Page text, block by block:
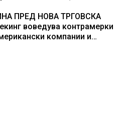
ПРЕД НОВА ТРГОВСКА
воведува контрамерки
компании и